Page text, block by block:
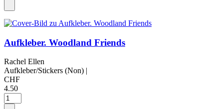
Aufkleber. Woodland Friends
Rachel Ellen
Aufkleber/Stickers (Non) |
CHF
4.50